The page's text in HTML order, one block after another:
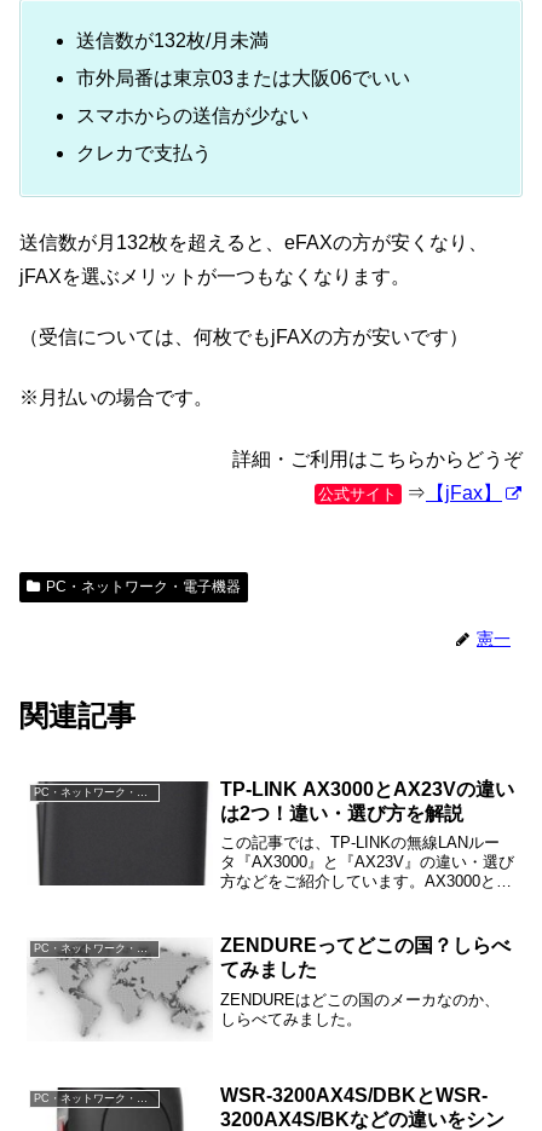
送信数が132枚/月未満
市外局番は東京03または大阪06でいい
スマホからの送信が少ない
クレカで支払う
送信数が月132枚を超えると、eFAXの方が安くなり、
jFAXを選ぶメリットが一つもなくなります。
（受信については、何枚でもjFAXの方が安いです）
※月払いの場合です。
詳細・ご利用はこちらからどうぞ
公式サイト ⇒ 【jFax】
PC・ネットワーク・電子機器
憲一
関連記事
TP-LINK AX3000とAX23Vの違い
は2つ！違い・選び方を解説
この記事では、TP-LINKの無線LANルー
タ『AX3000』と『AX23V』の違い・選び
方などをご紹介しています。AX3000と
AX3000の方が優れています。
PC・ネットワーク・電子機器
ZENDUREってどこの国？しらべ
てみました
ZENDUREはどこの国のメーカなのか、
しらべてみました。
PC・ネットワーク・電子機器
WSR-3200AX4S/DBKとWSR-
3200AX4S/BKなどの違いをシン